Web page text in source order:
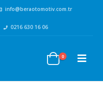
info@beraotomotiv.com.tr
0216 630 16 06
0